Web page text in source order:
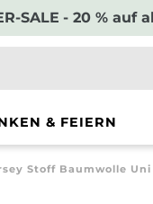
SALE - 20 % auf
& FEIERN
Stoff Baumwolle